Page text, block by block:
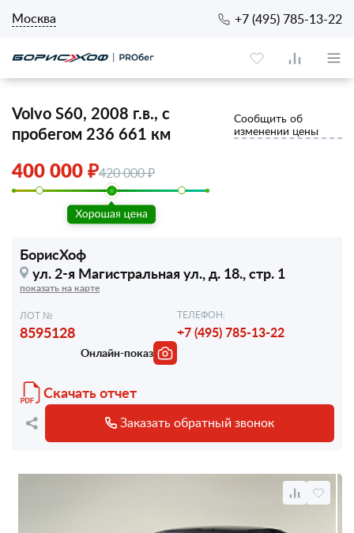
Москва +7 (495) 785-13-22
Volvo S60, 2008 г.в., с
пробегом 236 661 км
Сообщить об
изменении цены
400 000 ₽420 000 ₽
БорисХоф
ул. 2-я Магистральная ул.,д. 18., стр. 1
показать на карте
ЛОТ №
8595128
ТЕЛЕФОН:
+7 (495) 785-13-22
Онлайн-показ
Скачать отчет
Заказать обратный звонок